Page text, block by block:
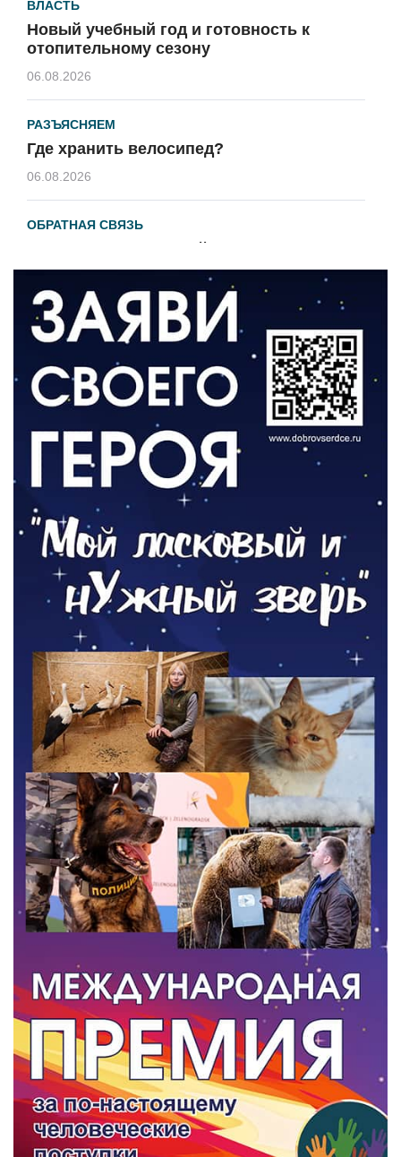
ВЛАСТЬ
Новый учебный год и готовность к
отопительному сезону
06.08.2026
РАЗЪЯСНЯЕМ
Где хранить велосипед?
06.08.2026
ОБРАТНАЯ СВЯЗЬ
ВЛАСТЬ
День памяти и «Симфония народов»
06.08.2026
Новый настил на экотропе
05.08.2026